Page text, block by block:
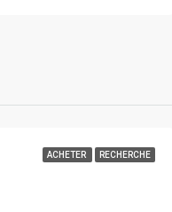
ACHETER RECHERCHE